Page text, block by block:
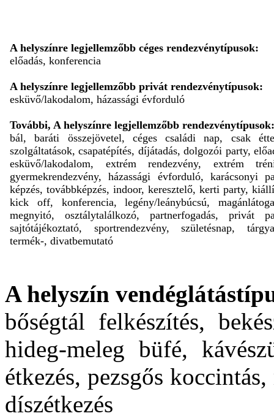
A helyszínre legjellemzőbb céges rendezvénytípusok:
előadás, konferencia
A helyszínre legjellemzőbb privát rendezvénytípusok:
esküvő/lakodalom, házassági évforduló
További, A helyszínre legjellemzőbb rendezvénytípusok:
bál, baráti összejövetel, céges családi nap, csak
szolgáltatások, csapatépítés, díjátadás, dolgozói party,
esküvő/lakodalom, extrém rendezvény, extrém
gyermekrendezvény, házassági évforduló, karácsonyi
képzés, továbbképzés, indoor, keresztelő, kerti party,
kick off, konferencia, legény/leánybúcsú,
megnyitó, osztálytalálkozó, partnerfogadás, privát
sajtótájékoztató, sportrendezvény, születésnap,
termék-, divatbemutató
A helyszín
bőségtál felkészítés,
hideg-meleg büfé,
étkezés, pezsgős
díszétkezés